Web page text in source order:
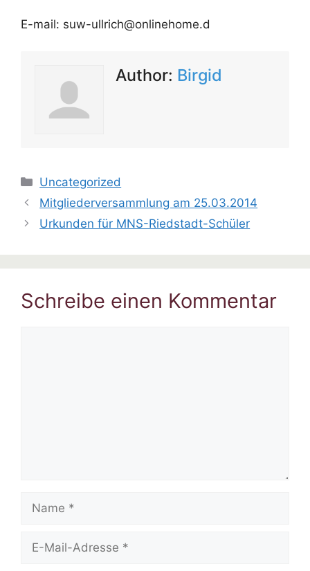
E-mail: suw-ullrich@onlinehome.d
Author: Birgid
Kategorien
Uncategorized
Mitgliederversammlung am 25.03.2014
Urkunden für MNS-Riedstadt-Schüler
Schreibe einen Kommentar
Mail-